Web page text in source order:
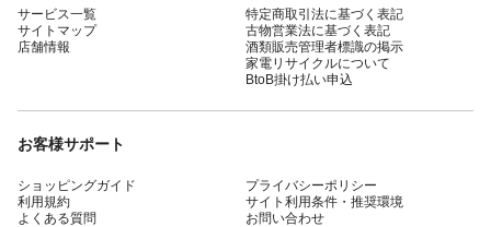
サービス一覧
サイトマップ
店舗情報
特定商取引法に基づく表記
古物営業法に基づく表記
酒類販売管理者標識の掲示
家電リサイクルについて
BtoB掛け払い申込
お客様サポート
ショッピングガイド
利用規約
よくある質問
プライバシーポリシー
サイト利用条件・推奨環境
お問い合わせ